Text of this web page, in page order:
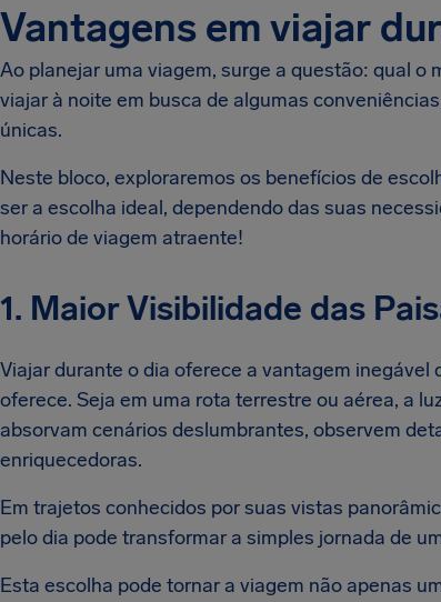
Vantagens em viajar
Ao planejar uma viagem, surge a questão: qual
viajar à noite em busca de algumas
únicas.
Neste bloco, exploraremos os benefícios de
ser a escolha ideal, dependendo das suas
horário de viagem atraente!
1. Maior Visibilidade das
Viajar durante o dia oferece a vantagem
oferece. Seja em uma rota terrestre ou aérea, a
absorvam cenários deslumbrantes, observem
enriquecedoras.
Em trajetos conhecidos por suas vistas
pelo dia pode transformar a simples jornada de
Esta escolha pode tornar a viagem não apenas